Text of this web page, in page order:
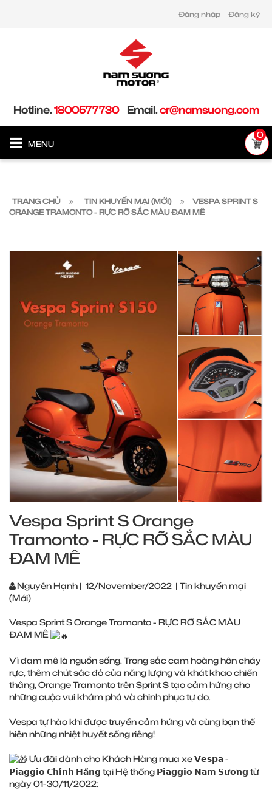
Đăng nhập Đăng ký
Hotline.1800577730 Email.cr@namsuong.com
MENU
0
TRANG CHỦ TIN KHUYẾN MẠI (MỚI)
VESPA SPRINT S
ORANGE TRAMONTO - RỰC RỠ SẮC MÀU ĐAM MÊ
Vespa Sprint S Orange
Tramonto - RỰC RỠ SẮC MÀU
ĐAM MÊ
Nguyễn Hạnh | 12/November/2022 | Tin khuyến mại
(Mới)
Vespa Sprint S Orange Tramonto - RỰC RỠ SẮC MÀU
ĐAM MÊ
Vì đam mê là nguồn sống. Trong sắc cam hoàng hôn cháy
rực, thêm chút sắc đỏ của năng lượng và khát khao chiến
thắng, Orange Tramonto trên Sprint S tạo cảm hứng cho
những cuộc vui khám phá và chinh phục tự do.
Vespa tự hào khi được truyền cảm hứng và cùng bạn thể
hiện những nhiệt huyết sống riêng!
Ưu đãi dành cho Khách Hàng mua xe 𝗩𝗲𝘀𝗽𝗮 -
𝗣𝗶𝗮𝗴𝗴𝗶𝗼 𝗖𝗵𝗶́𝗻𝗵 𝗛𝗮̃𝗻𝗴 tại Hệ thống 𝗣𝗶𝗮𝗴𝗴𝗶𝗼 𝗡𝗮𝗺 𝗦𝘂̛𝗼̛𝗻𝗴 từ
ngày 01-30/11/2022: